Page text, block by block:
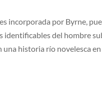
incorporada por Byrne,
identificables del hombre
historia río novelesca